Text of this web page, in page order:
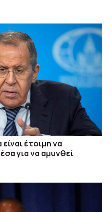
έτοιμη να
για να αμυνθεί